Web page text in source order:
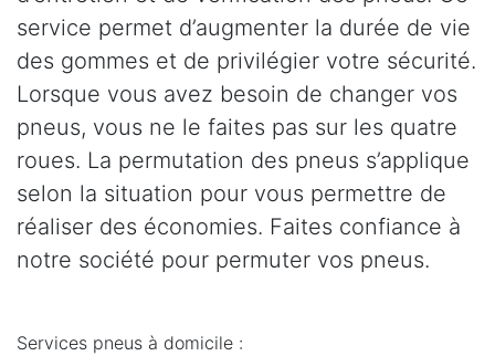
service permet d’augmenter la durée de vie
des gommes et de privilégier votre sécurité.
Lorsque vous avez besoin de changer vos
pneus, vous ne le faites pas sur les quatre
roues. La permutation des pneus s’applique
selon la situation pour vous permettre de
réaliser des économies. Faites confiance à
notre société pour permuter vos pneus.
Services pneus à domicile :